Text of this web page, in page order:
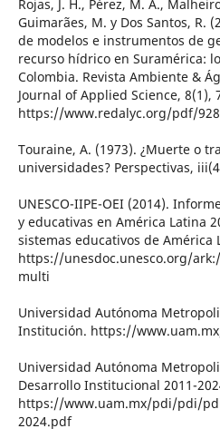
Rojas, J. H., Pérez, M. A.,
Guimarães, M. y Dos Santos, R.
de modelos e instrumentos de
recurso hídrico en Suramérica:
Colombia. Revista Ambiente &
Journal of Applied Science, 8(1),
https://www.redalyc.org/pdf/
Touraine, A. (1973). ¿Muerte o
universidades? Perspectivas,
UNESCO-IIPE-OEI (2014).
y educativas en América Latina
sistemas educativos de América
https://unesdoc.unesco.org/
multi
Universidad Autónoma
Institución. https://
Universidad Autónoma
Desarrollo Institucional 2011-
https://www.uam.mx/pdi/pdi/
2024.pdf